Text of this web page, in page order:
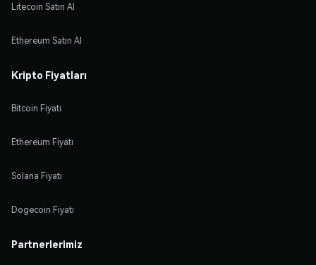
Litecoin Satın Al
Ethereum Satın Al
Kripto Fiyatları
Bitcoin Fiyatı
Ethereum Fiyatı
Solana Fiyatı
Dogecoin Fiyatı
Partnerlerimiz